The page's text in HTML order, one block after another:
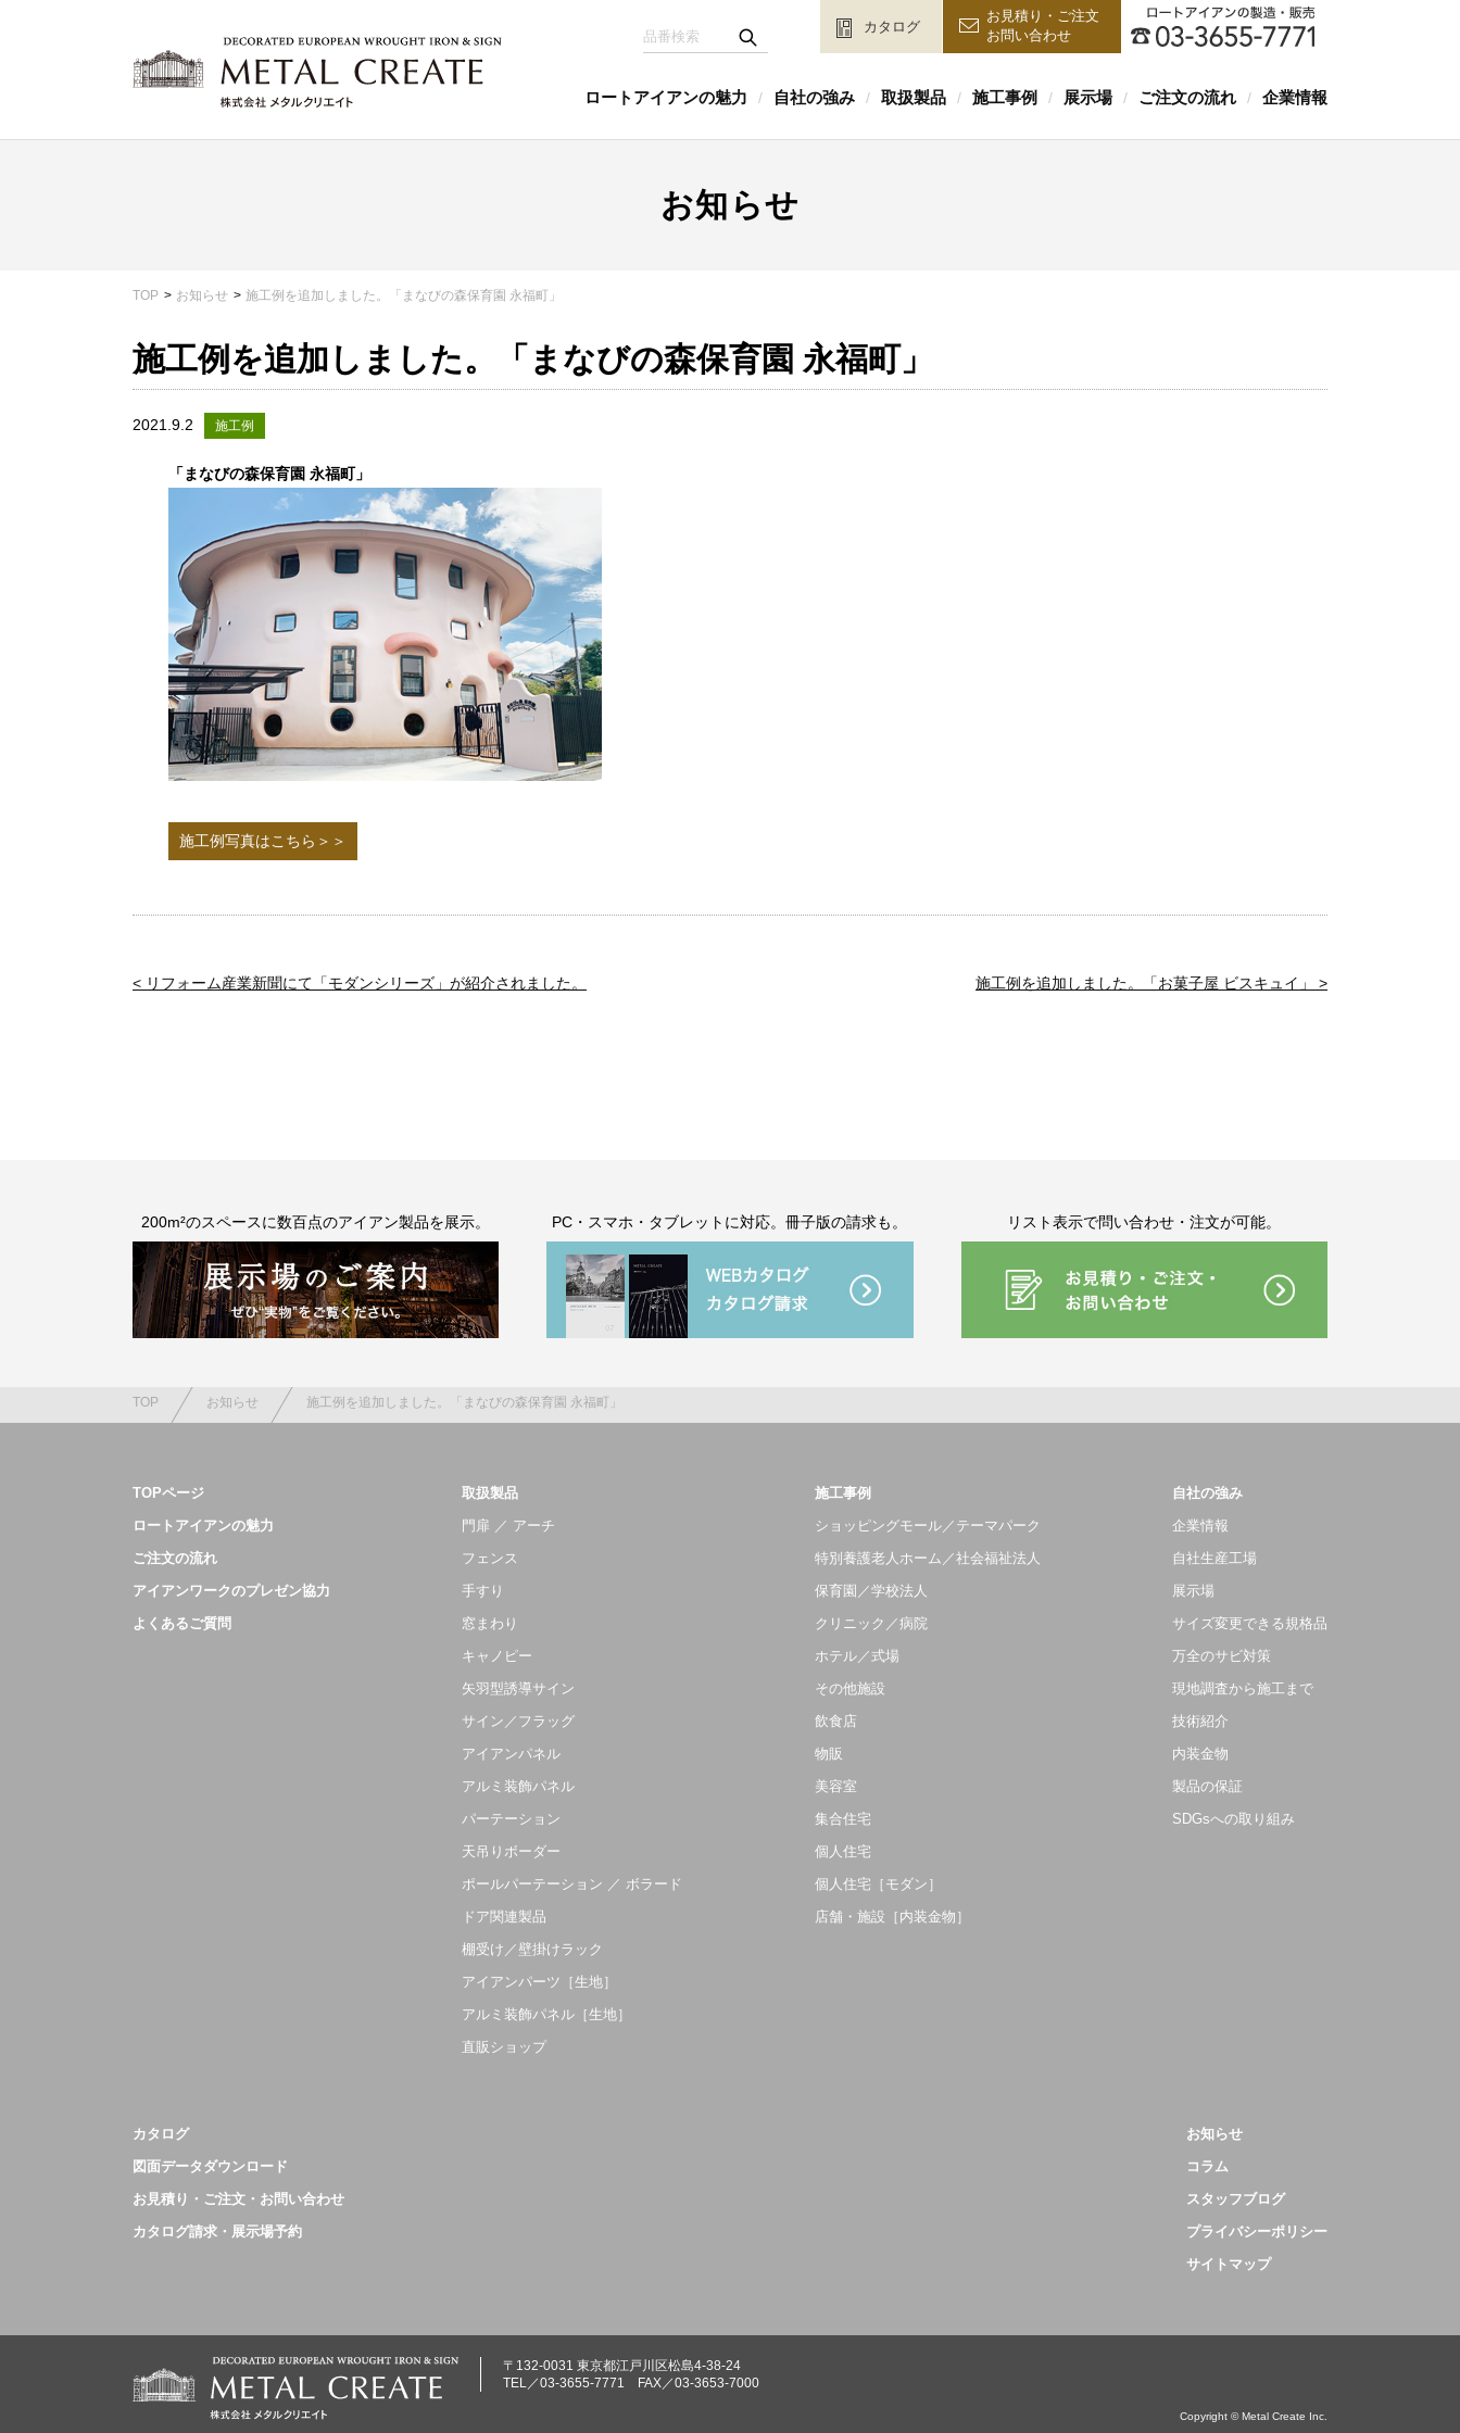
カタログ
お見積り・ご注文
お問い合わせ
ロートアイアンの魅力 / 自社の強み / 取扱製品 / 施工事例 / 展示場 / ご注文の流れ / 企業情報
お知らせ
TOP お知らせ 施工例を追加しました。「まなびの森保育園 永福町」
施工例を追加しました。「まなびの森保育園 永福町」
2021.9.2 施工例
「まなびの森保育園 永福町」
施工例写真はこちら＞＞
< リフォーム産業新聞にて「モダンシリーズ」が紹介されました。 施工例を追加しました。「お菓子屋 ビスキュイ」 >
200m²のスペースに数百点のアイアン製品を展示。 PC・スマホ・タブレットに対応。冊子版の請求も。 リスト表示で問い合わせ・注文が可能。
TOP お知らせ 施工例を追加しました。「まなびの森保育園 永福町」
TOPページ
ロートアイアンの魅力
ご注文の流れ
アイアンワークのプレゼン協力
よくあるご質問
取扱製品
門扉 ／ アーチ
フェンス
手すり
窓まわり
キャノピー
矢羽型誘導サイン
サイン／フラッグ
アイアンパネル
アルミ装飾パネル
パーテーション
天吊りボーダー
ポールパーテーション ／ ボラード
ドア関連製品
棚受け／壁掛けラック
アイアンパーツ［生地］
アルミ装飾パネル［生地］
直販ショップ
施工事例
ショッピングモール／テーマパーク
特別養護老人ホーム／社会福祉法人
保育園／学校法人
クリニック／病院
ホテル／式場
その他施設
飲食店
物販
美容室
集合住宅
個人住宅
個人住宅［モダン］
店舗・施設［内装金物］
自社の強み
企業情報
自社生産工場
展示場
サイズ変更できる規格品
万全のサビ対策
現地調査から施工まで
技術紹介
内装金物
製品の保証
SDGsへの取り組み
カタログ
図面データダウンロード
お見積り・ご注文・お問い合わせ
カタログ請求・展示場予約
お知らせ
コラム
スタッフブログ
プライバシーポリシー
サイトマップ
〒132-0031 東京都江戸川区松島4-38-24
TEL／03-3655-7771 FAX／03-3653-7000
Copyright © Metal Create Inc.